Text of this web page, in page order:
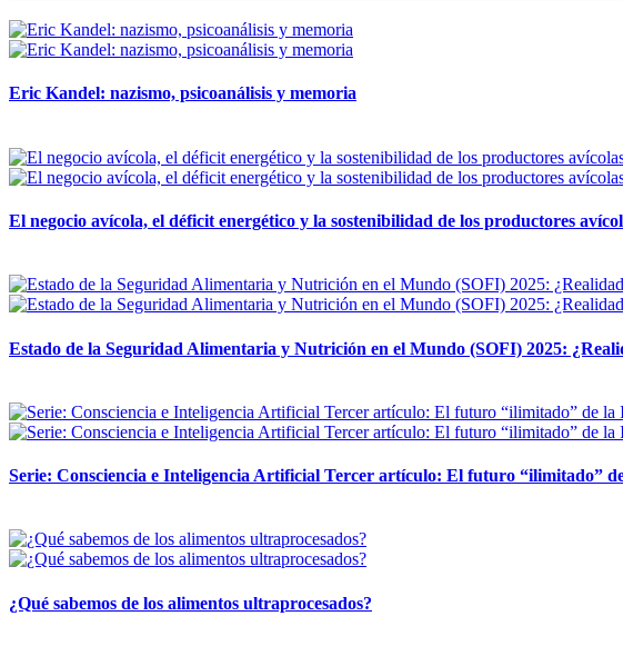
Eric Kandel: nazismo, psicoanálisis y memoria
El negocio avícola, el déficit energético y la sostenibilidad de los productores
Estado de la Seguridad Alimentaria y Nutrición en el Mundo (SOFI) 2025:
Serie: Consciencia e Inteligencia Artificial Tercer artículo: El futuro “ilimitado”
¿Qué sabemos de los alimentos ultraprocesados?